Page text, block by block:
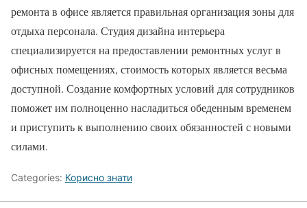
ремонта в офисе является правильная организация зоны для
отдыха персонала. Студия дизайна интерьера
специализируется на предоставлении ремонтных услуг в
офисных помещениях, стоимость которых является весьма
доступной. Создание комфортных условий для сотрудников
поможет им полноценно насладиться обеденным временем
и приступить к выполнению своих обязанностей с новыми
силами.
Categories: Корисно знати